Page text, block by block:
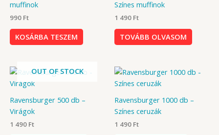
muffinok
990 Ft
KOSÁRBA TESZEM
Színes muffinok
1 490 Ft
TOVÁBB OLVASOM
OUT OF STOCK
Ravensburger 500 db –
Virágok
1 490 Ft
Ravensburger 1000 db –
Színes ceruzák
1 490 Ft